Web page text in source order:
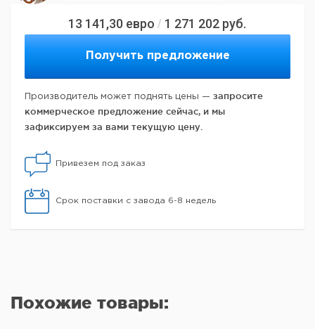
13 141,30 евро / 1 271 202 руб.
Получить предложение
Производитель может поднять цены — запросите
коммерческое предложение сейчас, и мы
зафиксируем за вами текущую цену.
Привезем под заказ
Срок поставки с завода 6-8 недель
Похожие товары: